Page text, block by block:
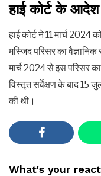
हाई कोर्ट के
हाई कोर्ट ने 11 मार्च
मस्जिद परिसर का
मार्च 2024 से इस परिसर
विस्तृत सर्वेक्षण के बाद 15
की थी।
What's your